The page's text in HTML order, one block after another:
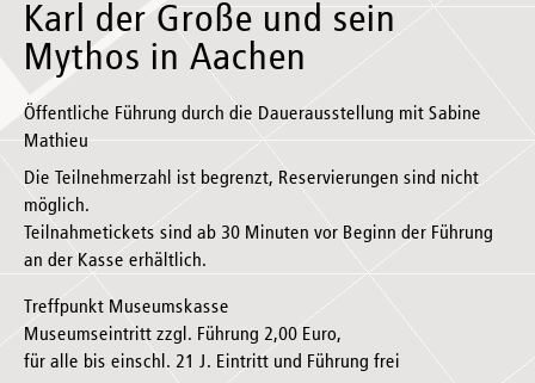
Karl der Große und sein
Mythos in Aachen
Öffentliche Führung durch die Dauerausstellung mit Sabine
Mathieu
Die Teilnehmerzahl ist begrenzt, Reservierungen sind nicht
möglich.
Teilnahmetickets sind ab 30 Minuten vor Beginn der Führung
an der Kasse erhältlich.
Treffpunkt Museumskasse
Museumseintritt zzgl. Führung 2,00 Euro,
für alle bis einschl. 21 J. Eintritt und Führung frei